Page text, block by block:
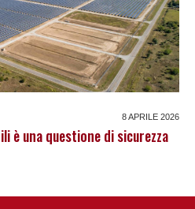
8 APRILE 2026
è una questione di sicurezza